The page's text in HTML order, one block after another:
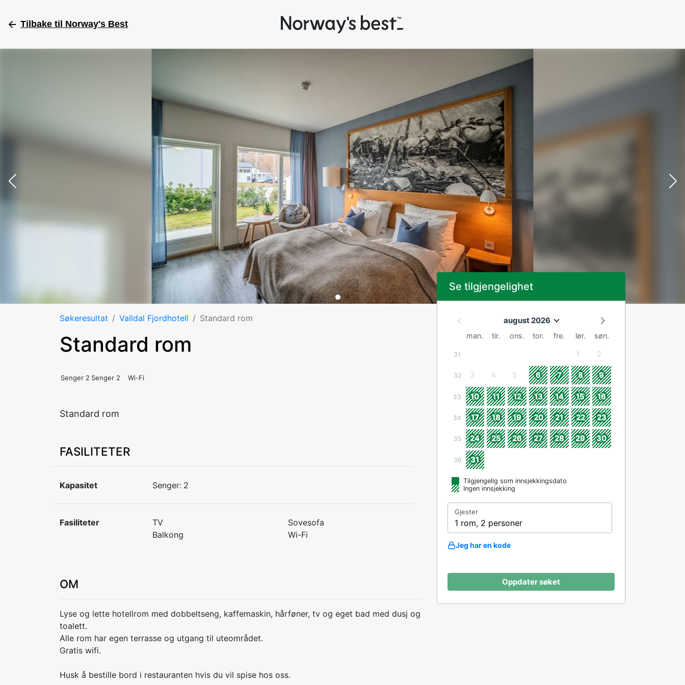
Tilbake til Norway's Best
Søkeresultat Valldal Fjordhotell Standard rom
Standard rom
Senger 2 Senger 2 Wi-Fi
Standard rom
FASILITETER
Kapasitet Senger: 2
Fasiliteter TV
Sovesofa
Balkong
Wi-Fi
OM
Lyse og lette hotellrom med dobbeltseng, kaffemaskin, hårføner, tv og eget bad med dusj og
toalett.
Alle rom har egen terrasse og utgang til uteområdet.
Gratis wifi.
Husk å bestille bord i restauranten hvis du vil spise hos oss.
Se tilgjengelighet
august 2026
man. tir. ons. tor. fre. lør. søn.
31 1 2
32 3 4 5 6 7 8 9
33 10 11 12 13 14 15 16
34 17 18 19 20 21 22 23
35 24 25 26 27 28 29 30
36 31
Tilgjengelig som innsjekkingsdato
Ingen innsjekking
Gjester
1 rom, 2 personer
Jeg har en kode
Oppdater søket